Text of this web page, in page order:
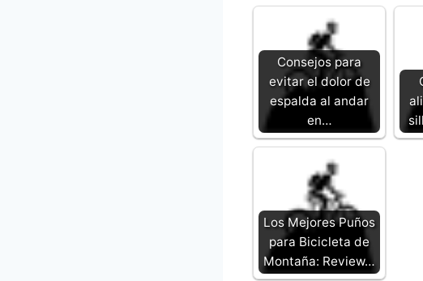
Consejos para
evitar el dolor de
espalda al andar
en…
Los Mejores Puños
para Bicicleta de
Montaña: Review…